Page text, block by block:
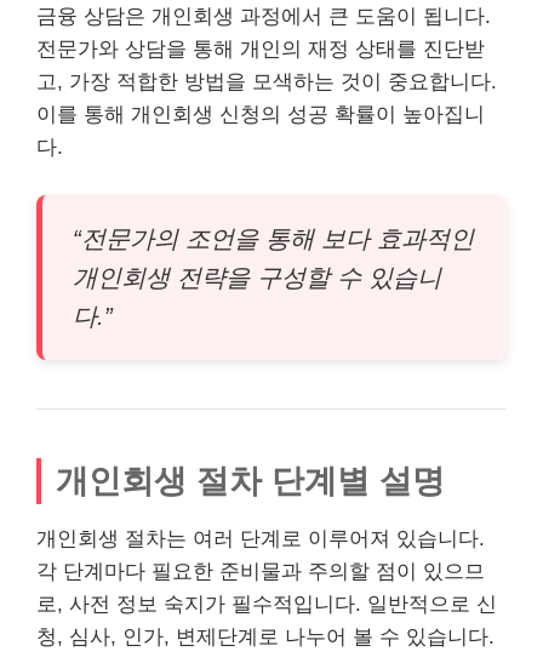
금융 상담은 개인회생 과정에서 큰 도움이 됩니다.
전문가와 상담을 통해 개인의 재정 상태를 진단받
고, 가장 적합한 방법을 모색하는 것이 중요합니다.
이를 통해 개인회생 신청의 성공 확률이 높아집니
다.
“전문가의 조언을 통해 보다 효과적인
개인회생 전략을 구성할 수 있습니
다.”
개인회생 절차 단계별 설명
개인회생 절차는 여러 단계로 이루어져 있습니다.
각 단계마다 필요한 준비물과 주의할 점이 있으므
로, 사전 정보 숙지가 필수적입니다. 일반적으로 신
청, 심사, 인가, 변제단계로 나누어 볼 수 있습니다.